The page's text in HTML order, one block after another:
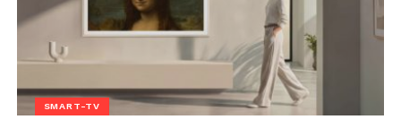
SMART-TV